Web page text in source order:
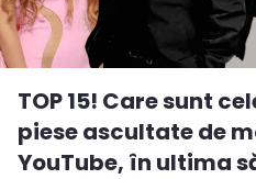
TOP 15! Care sunt
piese ascultate de
YouTube, în ultima